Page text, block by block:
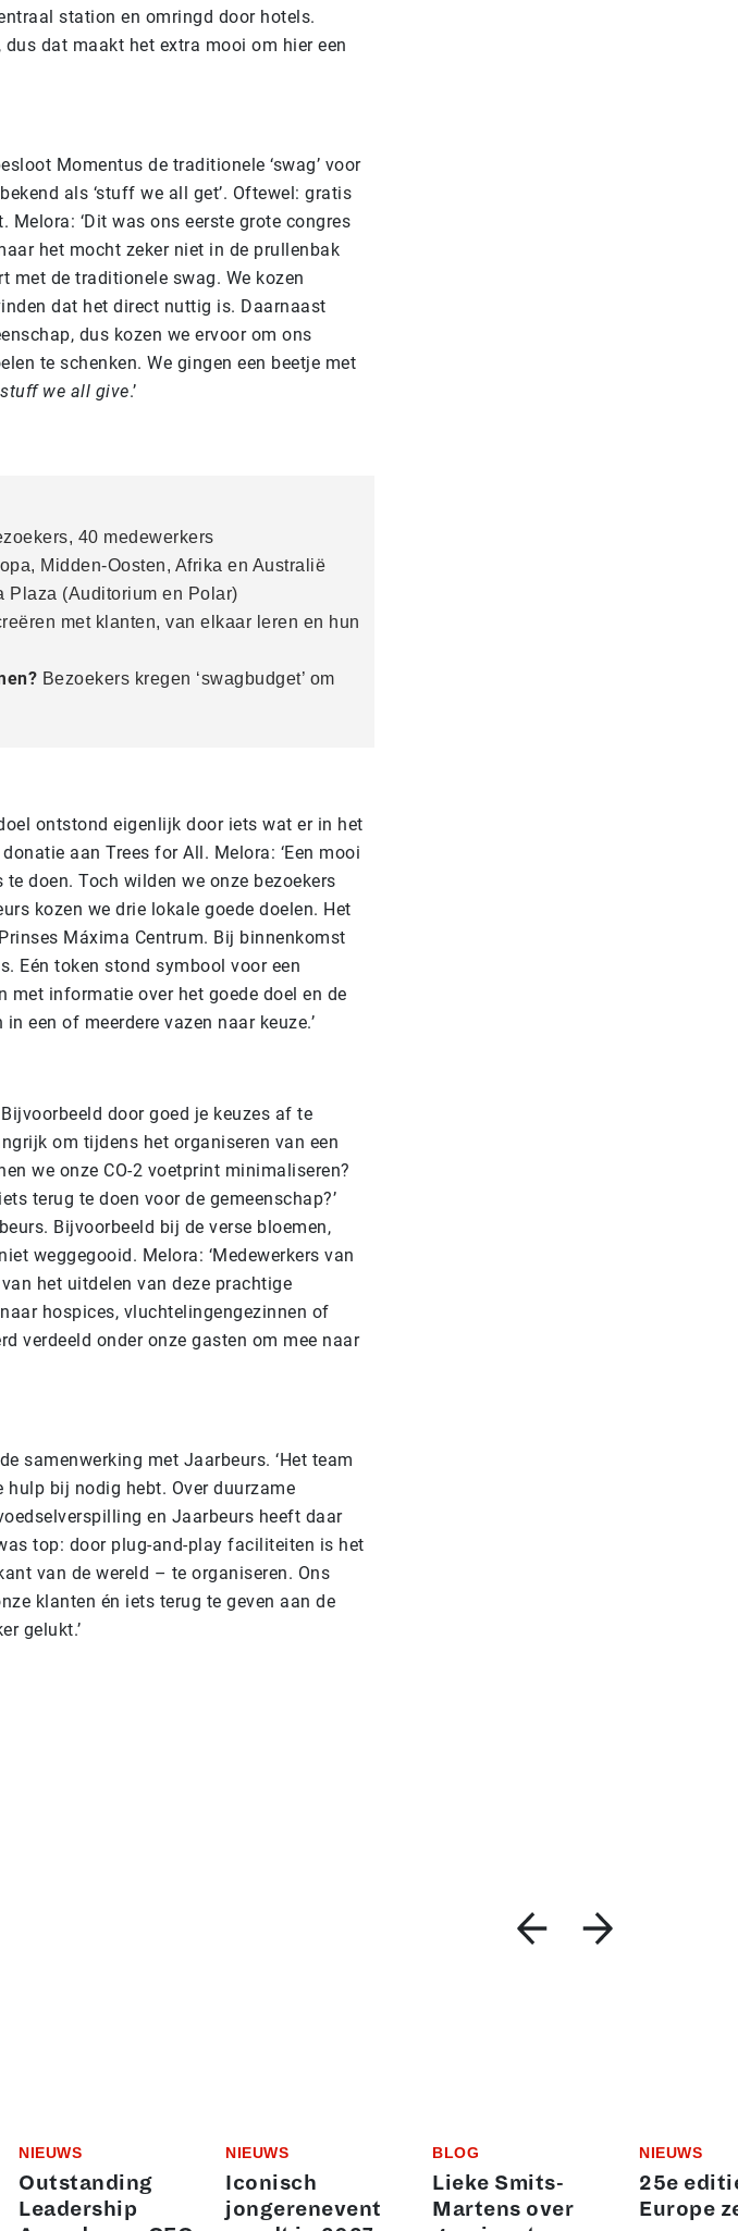
station en omringd door hotels.
dat maakt het extra mooi om hier een
Momentus de traditionele ‘swag’ voor
als ‘stuff we all get’. Oftewel: gratis
‘Dit was ons eerste grote congres
het mocht zeker niet in de prullenbak
met de traditionele swag. We kozen
dat het direct nuttig is. Daarnaast
dus kozen we ervoor om ons
te schenken. We gingen een beetje met
stuff we all give.’
40 medewerkers
Midden-Oosten, Afrika en Australië
Plaza (Auditorium en Polar)
met klanten, van elkaar leren en hun
Bezoekers kregen ‘swagbudget’ om
ontstond eigenlijk door iets wat er in het
aan Trees for All. Melora: ‘Een mooi
doen. Toch wilden we onze bezoekers
kozen we drie lokale goede doelen. Het
Máxima Centrum. Bij binnenkomst
Eén token stond symbool voor een
met informatie over het goede doel en de
een of meerdere vazen naar keuze.’
door goed je keuzes af te
om tijdens het organiseren van een
we onze CO-2 voetprint minimaliseren?
terug te doen voor de gemeenschap?’
Bijvoorbeeld bij de verse bloemen,
weggegooid. Melora: ‘Medewerkers van
het uitdelen van deze prachtige
hospices, vluchtelingengezinnen of
verdeeld onder onze gasten om mee naar
samenwerking met Jaarbeurs. ‘Het team
hulp bij nodig hebt. Over duurzame
en Jaarbeurs heeft daar
top: door plug-and-play faciliteiten is het
van de wereld – te organiseren. Ons
klanten én iets terug te geven aan de
gelukt.’
NIEUWS
Outstanding
Leadership
NIEUWS
Iconisch
jongerenevent
BLOG
Lieke Smits-
Martens over
NIEUWS
25e
Europe